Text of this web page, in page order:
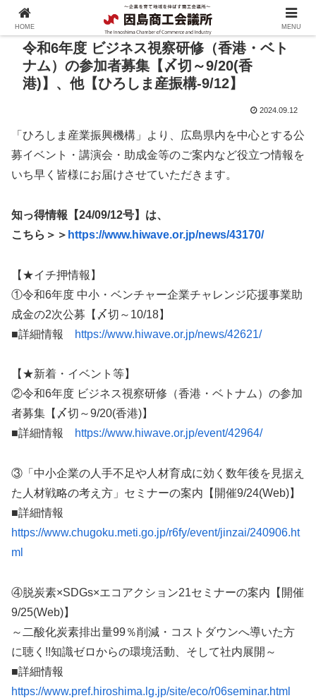
令和6年度 ビジネス視察研修（香港・ベト
ナム）の参加者募集【〆切～9/20(香
港)】、他【ひろしま産振構-9/12】
2024.09.12
「ひろしま産業振興機構」より、広島県内を中心とする公
募イベント・講演会・助成金等のご案内など役立つ情報を
いち早く皆様にお届けさせていただきます。
知っ得情報【24/09/12号】は、
こちら＞＞ https://www.hiwave.or.jp/news/43170/
【★イチ押情報】
①令和6年度 中小・ベンチャー企業チャレンジ応援事業助
成金の2次公募【〆切～10/18】
■詳細情報
https://www.hiwave.or.jp/news/42621/
【★新着・イベント等】
②令和6年度 ビジネス視察研修（香港・ベトナム）の参加
者募集【〆切～9/20(香港)】
■詳細情報
https://www.hiwave.or.jp/event/42964/
③「中小企業の人手不足や人材育成に効く数年後を見据え
た人材戦略の考え方」セミナーの案内【開催9/24(Web)】
■詳細情報
https://www.chugoku.meti.go.jp/r6fy/event/jinzai/240906.ht
ml
④脱炭素×SDGs×エコアクション21セミナーの案内【開催
9/25(Web)】
～二酸化炭素排出量99％削減・コストダウンへ導いた方
に聴く!!知識ゼロからの環境活動、そして社内展開～
■詳細情報
https://www.pref.hiroshima.lg.jp/site/eco/r06seminar.html
HOME MENU